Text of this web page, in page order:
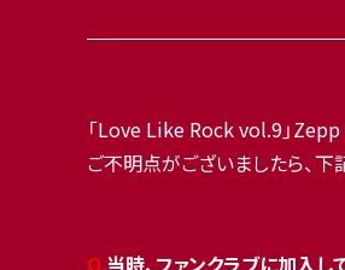
「Love Like Rock vol.9」Zepp
ご不明点がございましたら、下
Q 当時、ファンクラブに加入